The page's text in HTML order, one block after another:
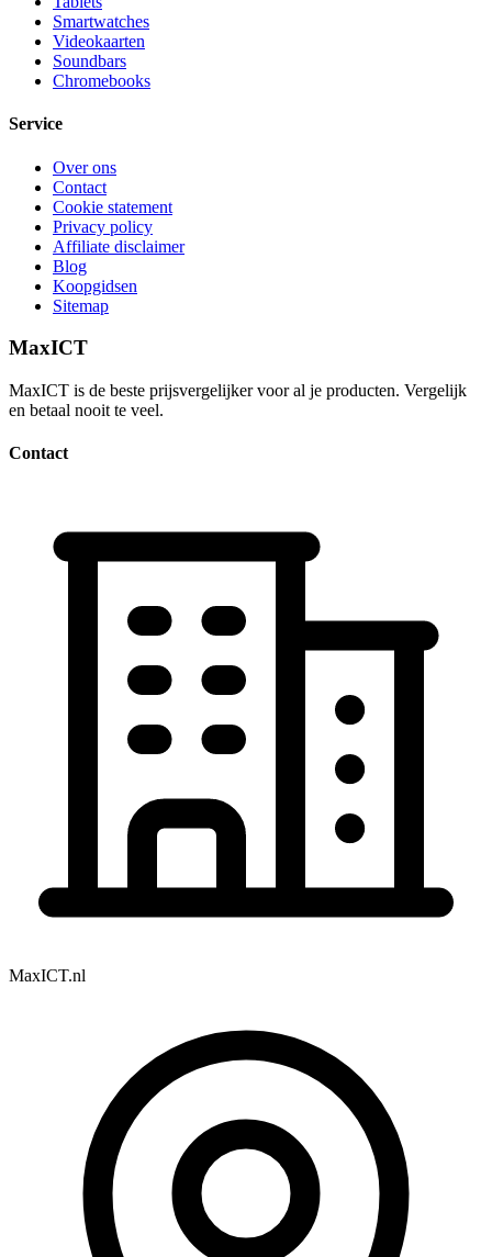
Smartwatches
Videokaarten
Soundbars
Chromebooks
Service
Over ons
Contact
Cookie statement
Privacy policy
Affiliate disclaimer
Blog
Koopgidsen
Sitemap
MaxICT
MaxICT is de beste prijsvergelijker voor al je producten. Vergelijk
en betaal nooit te veel.
Contact
MaxICT.nl